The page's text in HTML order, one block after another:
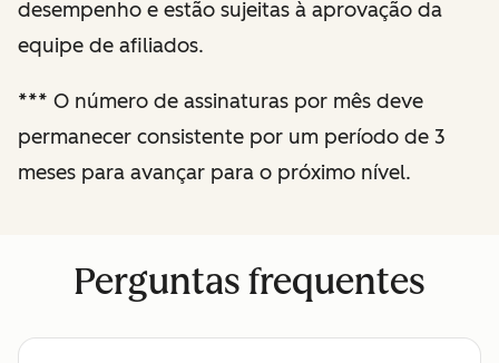
otimização de
sites
Check-ins
desempenho e estão sujeitas à aprovação da
equipe de afiliados.
*** O número de assinaturas por mês deve
permanecer consistente por um período de 3
meses para avançar para o próximo nível.
Perguntas frequentes